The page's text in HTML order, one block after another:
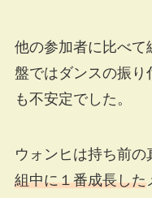
他の参加者に比べ
盤ではダンスの振
も不安定でした。
ウォンヒは持ち前の
組中に１番成長した